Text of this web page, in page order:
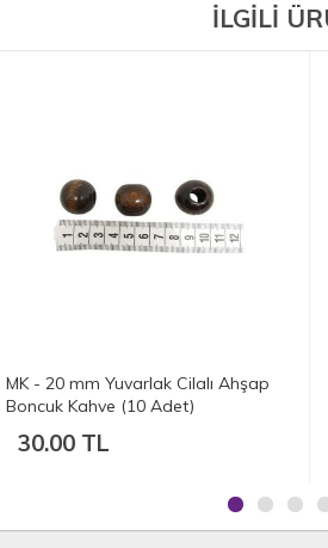
İLGİLİ
MK - 14 mm Oval Cilalı Ahşap
Boncuk Çeşitleri (10 Adet)
15.00 TL